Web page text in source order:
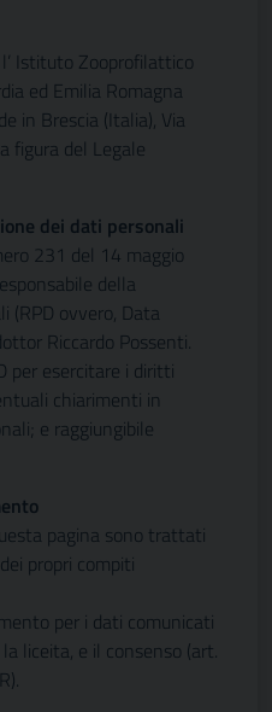
Istituto Zooprofilattico
ed Emilia Romagna
in Brescia (Italia), Via
figura del Legale
dei dati personali
231 del 14 maggio
della
(RPD ovvero, Data
Riccardo Possenti.
per esercitare i diritti
chiarimenti in
e raggiungibile
pagina sono trattati
propri compiti
per i dati comunicati
liceita, e il consenso (art.